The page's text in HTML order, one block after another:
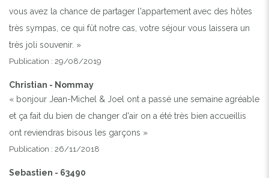
vous avez la chance de partager l'appartement avec des hôtes
très sympas, ce qui fût notre cas, votre séjour vous laissera un
très joli souvenir. »
Publication : 29/08/2019
Christian - Nommay
« bonjour Jean-Michel & Joel ont a passé une semaine agréable
et ça fait du bien de changer d'air on a été très bien accueillis
ont reviendras bisous les garçons »
Publication : 26/11/2018
Sebastien - 63490